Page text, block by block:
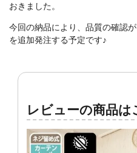
おきました。
今回の納品により、品質の確認
を追加発注する予定です♪
レビューの商品は